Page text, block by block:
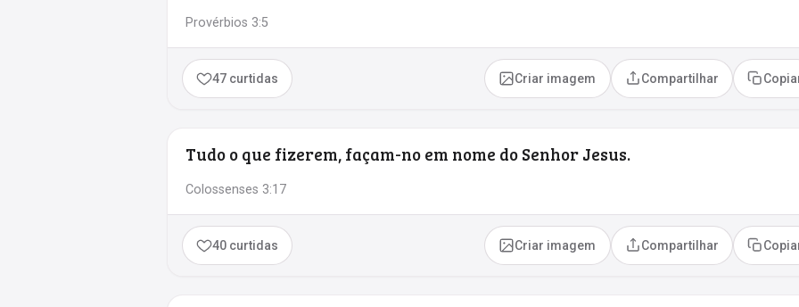
Provérbios 3:5
47 curtidas Criar imagem Compartilhar
Tudo o que fizerem, façam-no em nome do Senhor Jesus.
Colossenses 3:17
40 curtidas Criar imagem Compartilhar